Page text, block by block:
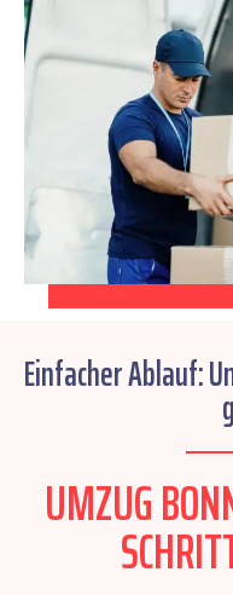
Einfacher Ablauf:
UMZUG